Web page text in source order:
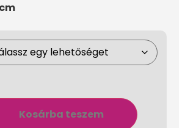
Kosárba teszem